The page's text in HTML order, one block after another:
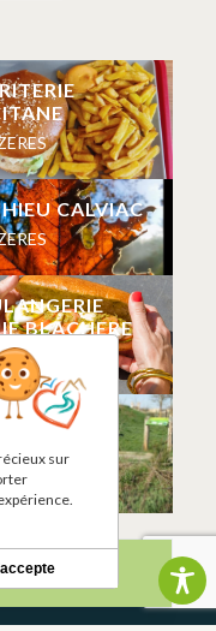
CALVIAC
BLACHERE
sur